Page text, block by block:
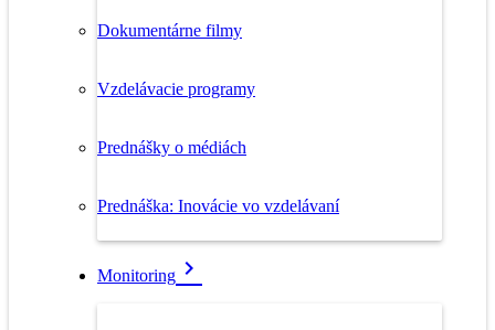
Dokumentárne filmy
Vzdelávacie programy
Prednášky o médiách
Prednáška: Inovácie vo vzdelávaní
Monitoring